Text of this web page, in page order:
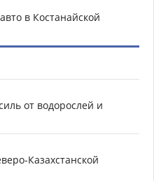
в Костанайской
от водорослей и
Казахстанской